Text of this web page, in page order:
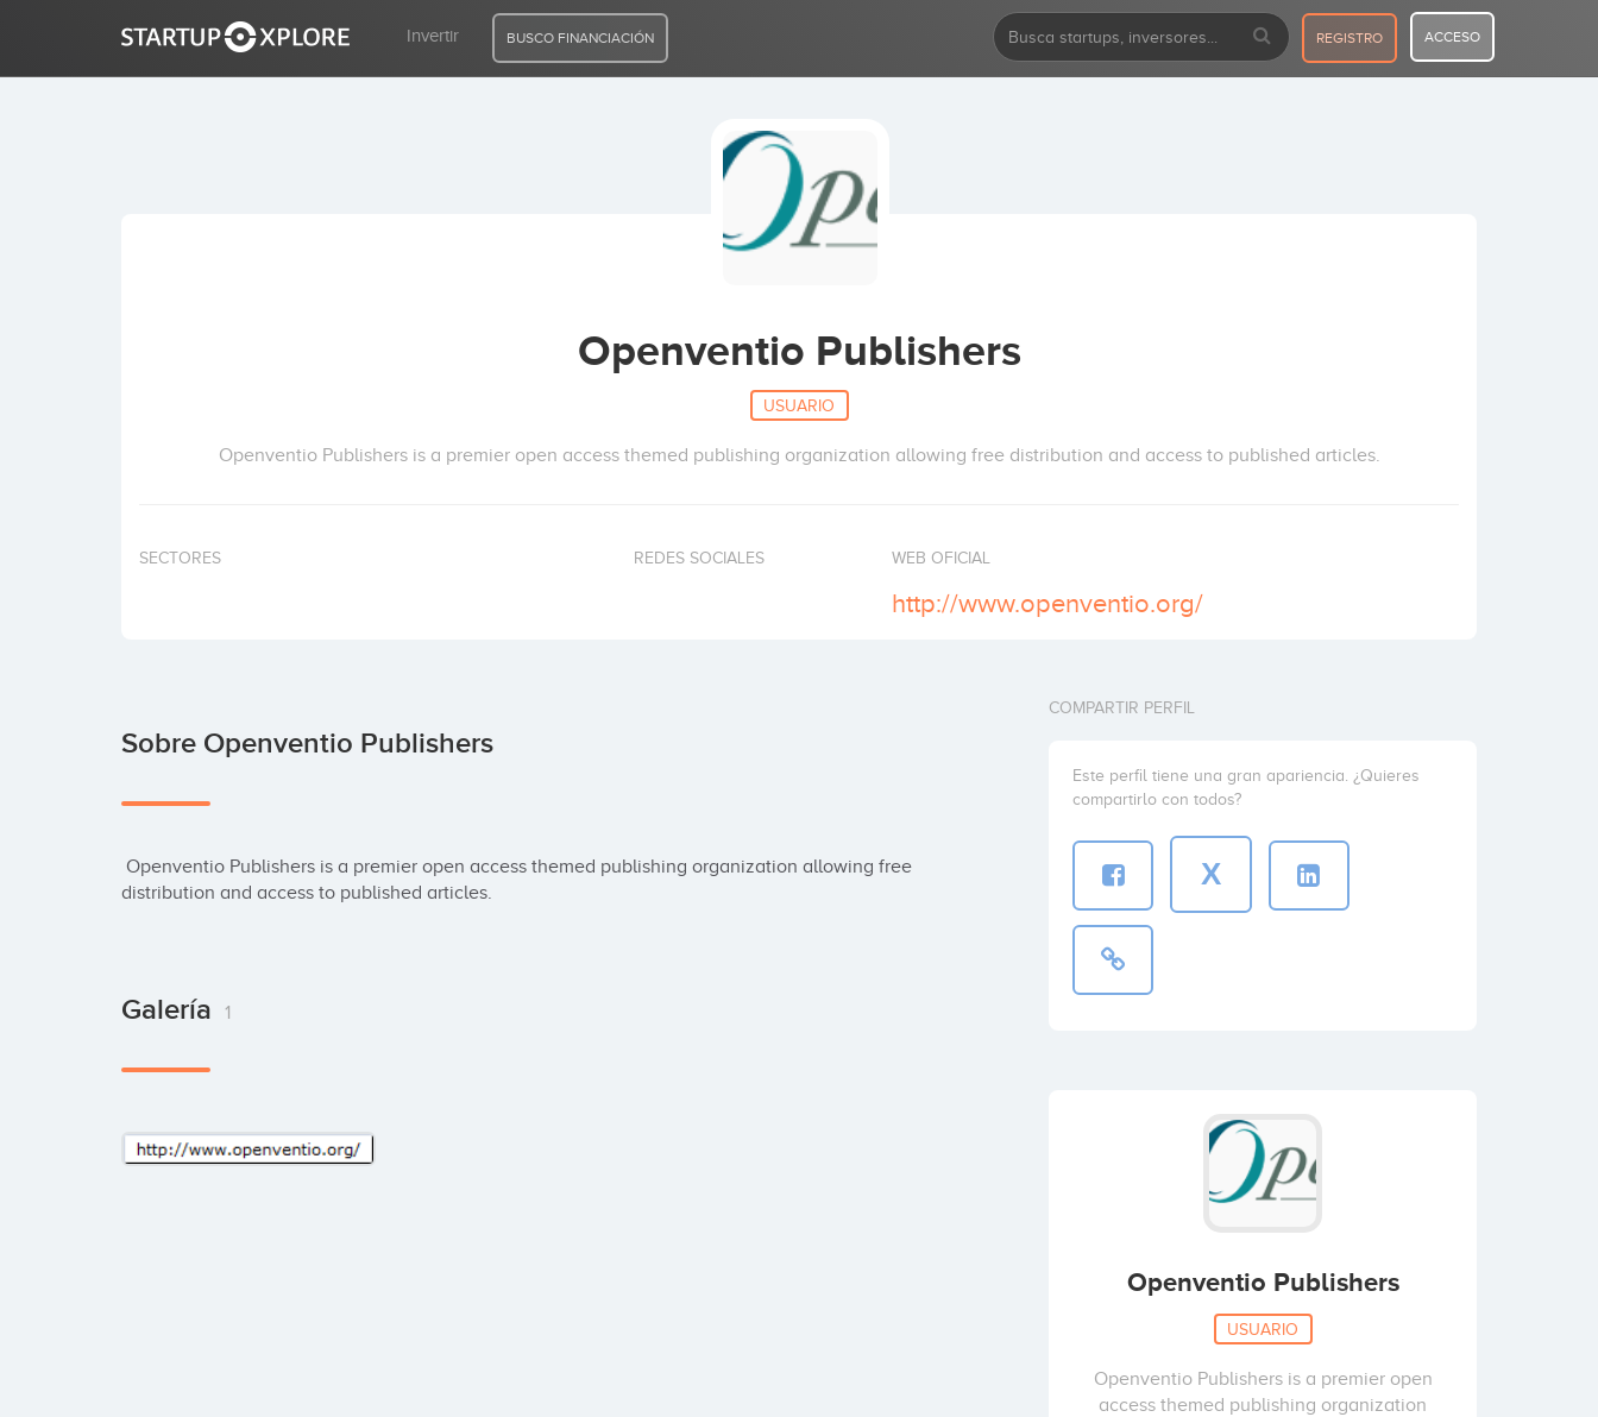
Invertir BUSCO FINANCIACIÓN REGISTRO ACCESO
Openventio Publishers
USUARIO
Openventio Publishers is a premier open access themed publishing organization allowing free distribution and access to published articles.
SECTORES REDES SOCIALES WEB OFICIAL
http://www.openventio.org/
Sobre Openventio Publishers
distribution and access to published articles.
Galería 1
COMPARTIR PERFIL
Este perfil tiene una gran apariencia. ¿Quieres
compartirlo con todos?
X
Openventio Publishers
USUARIO
Openventio Publishers is a premier open
access themed publishing organization